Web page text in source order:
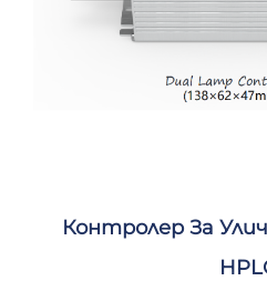
Контролер За